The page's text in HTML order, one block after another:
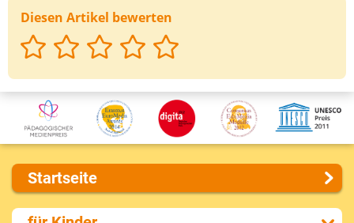
Diesen Artikel bewerten
Startseite
Über uns